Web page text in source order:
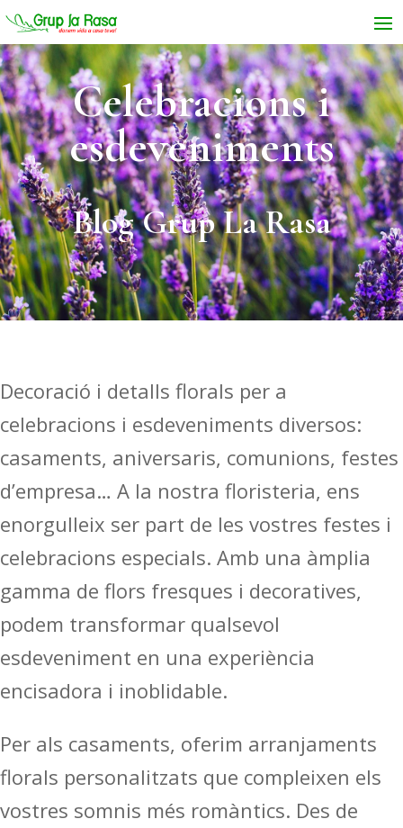
Celebracions i
esdeveniments
Blog Grup La Rasa
Decoració i detalls florals per a
celebracions i esdeveniments diversos:
casaments, aniversaris, comunions, festes
d’empresa… A la nostra floristeria, ens
enorgulleix ser part de les vostres festes i
celebracions especials. Amb una àmplia
gamma de flors fresques i decoratives,
podem transformar qualsevol
esdeveniment en una experiència
encisadora i inoblidable.
Per als casaments, oferim arranjaments
florals personalitzats que compleixen els
vostres somnis més romàntics. Des de